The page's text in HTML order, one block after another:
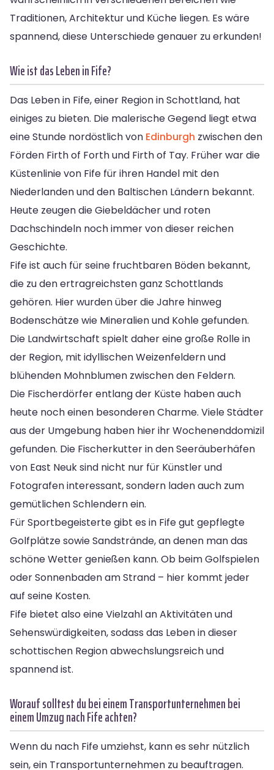
Traditionen, Architektur und Küche liegen. Es wäre
spannend, diese Unterschiede genauer zu erkunden!
Wie ist das Leben in Fife?
Das Leben in Fife, einer Region in Schottland, hat
einiges zu bieten. Die malerische Gegend liegt etwa
eine Stunde nordöstlich von Edinburgh zwischen den
Förden Firth of Forth und Firth of Tay. Früher war die
Küstenlinie von Fife für ihren Handel mit den
Niederlanden und den Baltischen Ländern bekannt.
Heute zeugen die Giebeldächer und roten
Dachschindeln noch immer von dieser reichen
Geschichte.
Fife ist auch für seine fruchtbaren Böden bekannt,
die zu den ertragreichsten ganz Schottlands
gehören. Hier wurden über die Jahre hinweg
Bodenschätze wie Mineralien und Kohle gefunden.
Die Landwirtschaft spielt daher eine große Rolle in
der Region, mit idyllischen Weizenfeldern und
blühenden Mohnblumen zwischen den Feldern.
Die Fischerdörfer entlang der Küste haben auch
heute noch einen besonderen Charme. Viele Städter
aus der Umgebung haben hier ihr Wochenenddomizil
gefunden. Die Fischerkutter in den Seeräuberhäfen
von East Neuk sind nicht nur für Künstler und
Fotografen interessant, sondern laden auch zum
gemütlichen Schlendern ein.
Für Sportbegeisterte gibt es in Fife gut gepflegte
Golfplätze sowie Sandstrände, an denen man das
schöne Wetter genießen kann. Ob beim Golfspielen
oder Sonnenbaden am Strand – hier kommt jeder
auf seine Kosten.
Fife bietet also eine Vielzahl an Aktivitäten und
Sehenswürdigkeiten, sodass das Leben in dieser
schottischen Region abwechslungsreich und
spannend ist.
Worauf solltest du bei einem Transportunternehmen bei
einem Umzug nach Fife achten?
Wenn du nach Fife umziehst, kann es sehr nützlich
sein, ein Transportunternehmen zu beauftragen.